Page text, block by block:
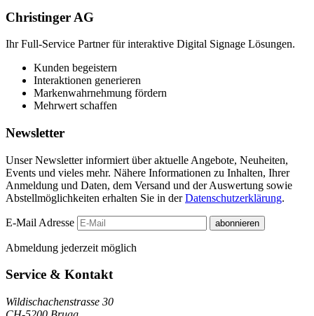
Christinger AG
Ihr Full-Service Partner für interaktive Digital Signage Lösungen.
Kunden begeistern
Interaktionen generieren
Markenwahrnehmung fördern
Mehrwert schaffen
Newsletter
Unser Newsletter informiert über aktuelle Angebote, Neuheiten,
Events und vieles mehr. Nähere Informationen zu Inhalten, Ihrer
Anmeldung und Daten, dem Versand und der Auswertung sowie
Abstellmöglichkeiten erhalten Sie in derDatenschutzerklärung.
E-Mail Adresse abonnieren
Abmeldung jederzeit möglich
Service & Kontakt
Wildischachenstrasse 30